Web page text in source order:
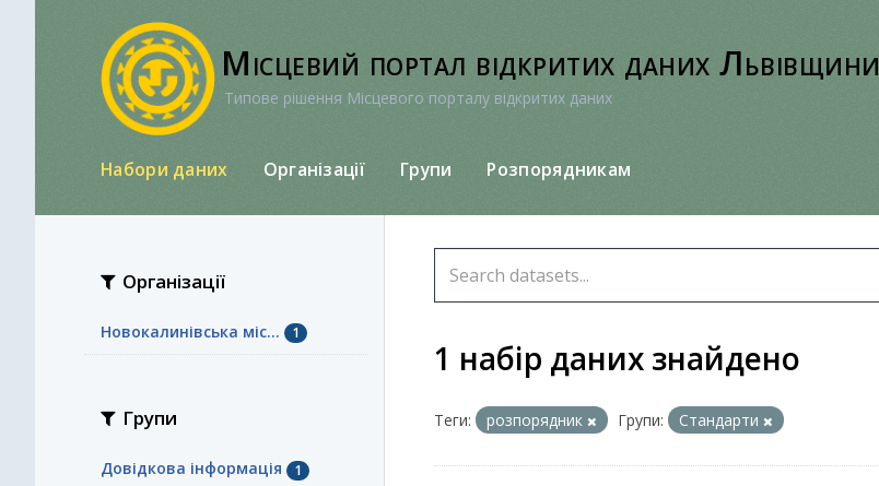
Місцевий портал відкритих даних Львівщини
Типове рішення Місцевого порталу відкритих даних
Набори даних Організації Групи Розпорядникам
Організації
Новокалинівська міс... 1
Групи
Довідкова інформація 1
1 набір даних знайдено
Теги: розпорядник Групи: Стандарти